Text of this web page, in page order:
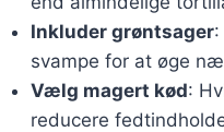
Inkluder grøntsager
svampe for at øge
Vælg magert kød:
reducere